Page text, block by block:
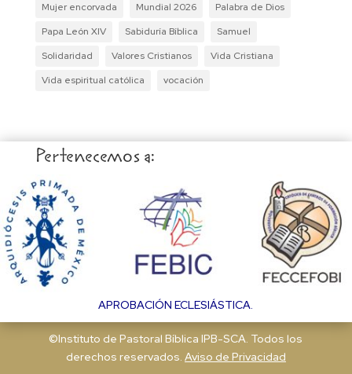
Mujer encorvada
Mundial 2026
Palabra de Dios
Papa León XIV
Sabiduría Bíblica
Samuel
Solidaridad
Valores Cristianos
Vida Cristiana
Vida espiritual católica
vocación
Pertenecemos a:
APROBACIÓN ECLESIÁSTICA.
©Instituto de Pastoral Bíblica IPB-SCA. Todos los
derechos reservados. Aviso de Privacidad